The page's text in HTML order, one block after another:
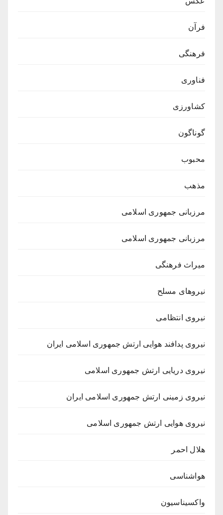
فرآن
فرهنگی
فناوری
کشاورزی
گوناگون
محبوب
مذهب
مرزبانی جمهوری اسلامی
مرزبانی جمهوری اسلامی
میراث فرهنگی
نیروهای مسلح
نیروی انتظامی
نیروی پدافند هوایی ارتش جمهوری اسلامی ایران
نیروی دریایی ارتش جمهوری اسلامی
نیروی زمینی ارتش جمهوری اسلامی ایران
نیروی هوایی ارتش جمهوری اسلامی
هلال احمر
هواشناسی
واکسیناسیون